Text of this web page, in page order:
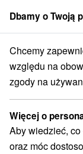
członek grupySorger
Prešovský kraj
Obecný
Červený Kláštor
Dbamy o Twoją
Chcemy
względu na
zgody na
Więcej o
Aby wiedzieć,
oraz móc